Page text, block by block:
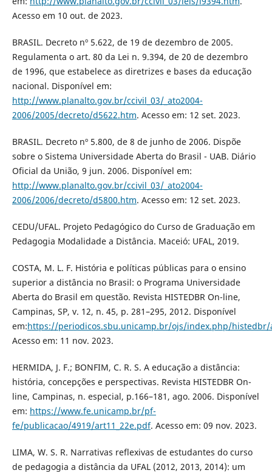
Acesso em 10 out. de 2023.
BRASIL. Decreto nº 5.622, de 19 de dezembro de 2005.
Regulamenta o art. 80 da Lei n. 9.394, de 20 de dezembro
de 1996, que estabelece as diretrizes e bases da educação
nacional. Disponível em:
http://www.planalto.gov.br/ccivil_03/_ato2004-
2006/2005/decreto/d5622.htm. Acesso em: 12 set. 2023.
BRASIL. Decreto nº 5.800, de 8 de junho de 2006. Dispõe
sobre o Sistema Universidade Aberta do Brasil - UAB. Diário
Oficial da União, 9 jun. 2006. Disponível em:
http://www.planalto.gov.br/ccivil_03/_ato2004-
2006/2006/decreto/d5800.htm. Acesso em: 12 set. 2023.
CEDU/UFAL. Projeto Pedagógico do Curso de Graduação em
Pedagogia Modalidade a Distância. Maceió: UFAL, 2019.
COSTA, M. L. F. História e políticas públicas para o ensino
superior a distância no Brasil: o Programa Universidade
Aberta do Brasil em questão. Revista HISTEDBR On-line,
Campinas, SP, v. 12, n. 45, p. 281–295, 2012. Disponível
em:https://periodicos.sbu.unicamp.br/ojs/index.php/histedbr/
Acesso em: 11 nov. 2023.
HERMIDA, J. F.; BONFIM, C. R. S. A educação a distância:
história, concepções e perspectivas. Revista HISTEDBR On-
line, Campinas, n. especial, p.166–181, ago. 2006. Disponível
em: https://www.fe.unicamp.br/pf-
fe/publicacao/4919/art11_22e.pdf. Acesso em: 09 nov. 2023.
LIMA, W. S. R. Narrativas reflexivas de estudantes do curso
de pedagogia a distância da UFAL (2012, 2013, 2014): um